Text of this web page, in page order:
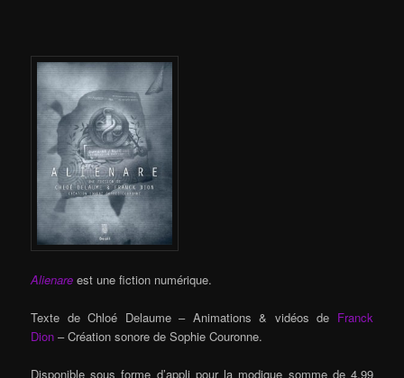
Alienareest une fiction numérique.
Texte de Chloé Delaume – Animations & vidéos de Franck
Dion – Création sonore de Sophie Couronne.
Disponible sous forme d’appli pour la modique somme de 4,99